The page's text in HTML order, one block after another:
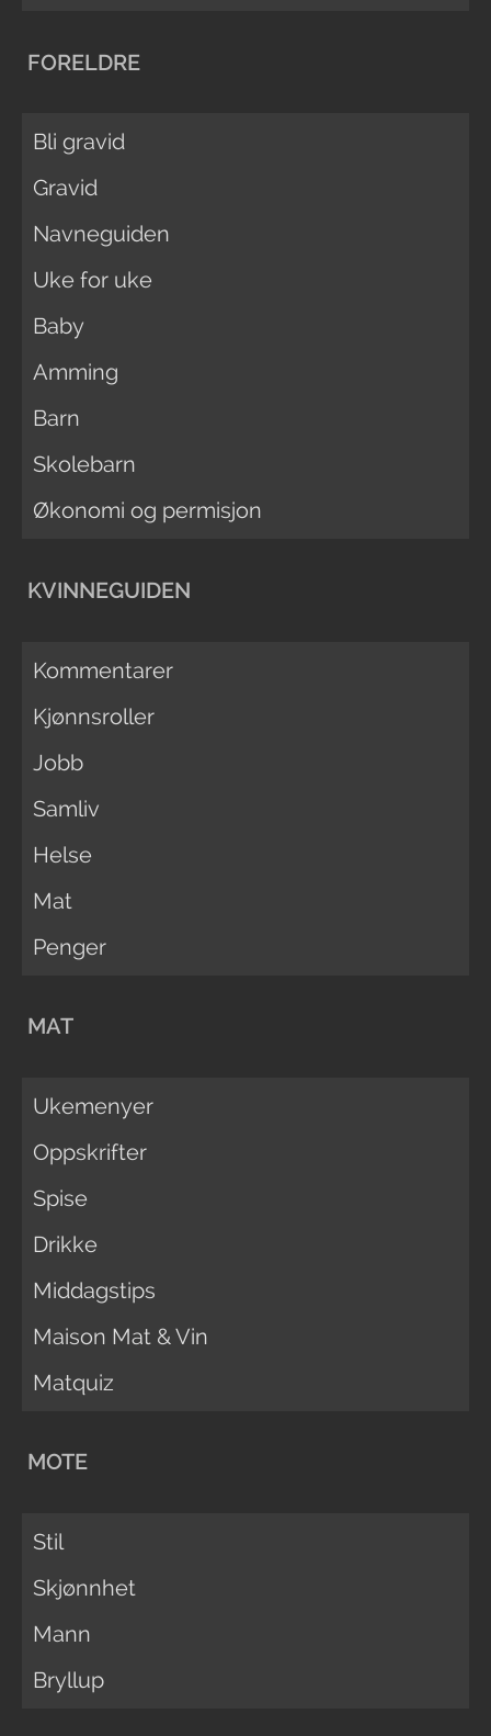
FORELDRE
Bli gravid
Gravid
Navneguiden
Uke for uke
Baby
Amming
Barn
Skolebarn
Økonomi og permisjon
KVINNEGUIDEN
Kommentarer
Kjønnsroller
Jobb
Samliv
Helse
Mat
Penger
MAT
Ukemenyer
Oppskrifter
Spise
Drikke
Middagstips
Maison Mat & Vin
Matquiz
MOTE
Stil
Skjønnhet
Mann
Bryllup